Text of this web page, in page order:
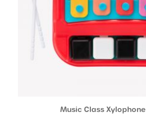
Music Class Xylophone